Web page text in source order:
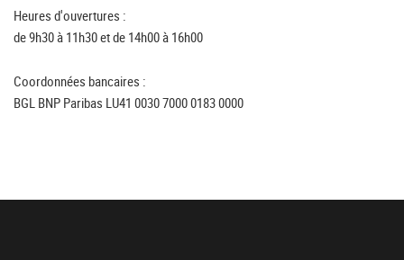
Heures d'ouvertures :
de 9h30 à 11h30 et de 14h00 à 16h00
Coordonnées bancaires :
BGL BNP Paribas LU41 0030 7000 0183 0000